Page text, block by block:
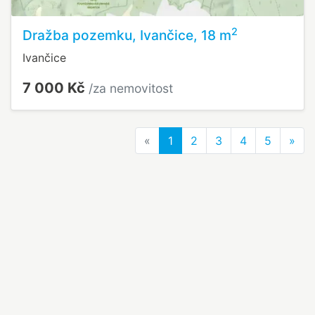
Dražba pozemku, Ivančice, 18 m2
Ivančice
7 000 Kč /za nemovitost
« Previous
1 2 3 4 5 »